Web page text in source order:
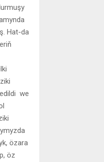
Hat-da
we
özara
öz